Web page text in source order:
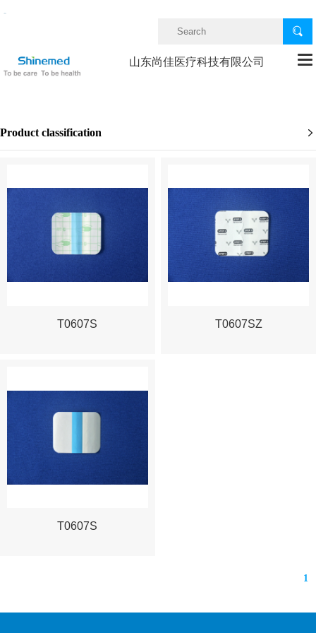


山东尚佳医疗科技有限公司
Product classification 
T0607S T0607SZ
T0607S
1